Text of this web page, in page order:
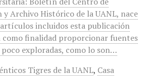
y Archivo Histórico de la UANL, nace
incluidos esta publicación
como finalidad proporcionar fuentes
exploradas, como lo son…
Tigres de la UANL, Casa